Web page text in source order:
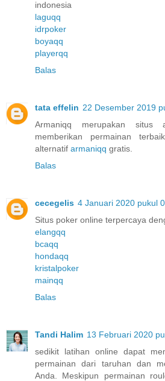
indonesia
laguqq
idrpoker
boyaqq
playerqq
Balas
tata effelin 22 Desember 2019
Armaniqq merupakan
memberikan permainan
alternatif armaniqq gratis.
Balas
cecegelis 4 Januari 2020 pukul
Situs poker online terpercaya
elangqq
bcaqq
hondaqq
kristalpoker
mainqq
Balas
Tandi Halim 13 Februari 2020
sedikit latihan online dapat
permainan dari taruhan dan
Anda. Meskipun permainan